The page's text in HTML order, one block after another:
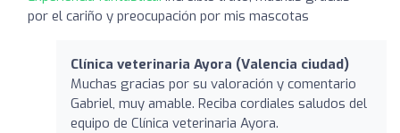
por el cariño y preocupación por mis mascotas
Clínica veterinaria Ayora (Valencia ciudad)
Muchas gracias por su valoración y comentario
Gabriel, muy amable. Reciba cordiales saludos del
equipo de Clínica veterinaria Ayora.